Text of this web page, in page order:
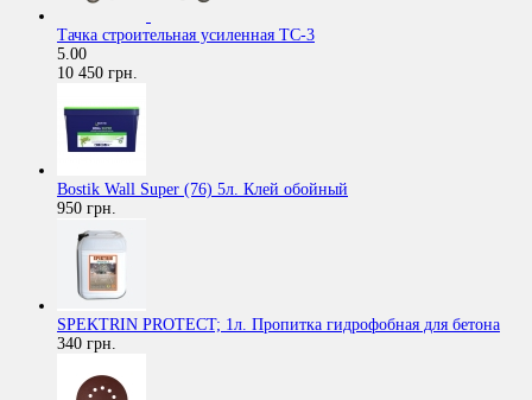
Тачка строительная усиленная ТС-3
5.00
10 450 грн.
Bostik Wall Super (76) 5л. Клей обойный
950 грн.
SPEKTRIN PROTECT; 1л. Пропитка гидрофобная для бетона
340 грн.